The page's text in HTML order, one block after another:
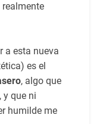
a esta nueva
es el
, algo que
y que ni
humilde me